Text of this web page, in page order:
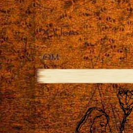
Close
OM